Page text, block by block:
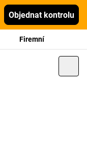
Objednat kontrolu
Firemní